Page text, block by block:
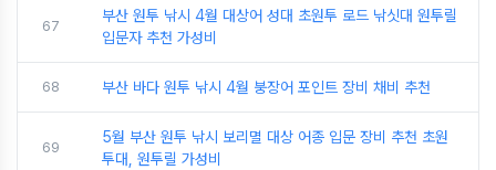
67
부산 원투 낚시 4월 대상어 성대 초원투 로드 낚싯대 원투릴
입문자 추천 가성비
68 부산 바다 원투 낚시 4월 붕장어 포인트 장비 채비 추천
69
5월 부산 원투 낚시 보리멸 대상 어종 입문 장비 추천 초원
투대, 원투릴 가성비